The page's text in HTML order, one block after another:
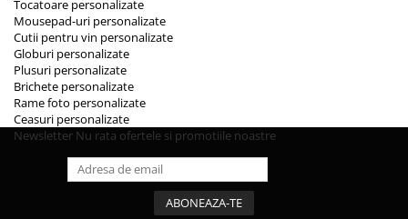
Tocatoare personalizate
Mousepad-uri personalizate
Cutii pentru vin personalizate
Globuri personalizate
Plusuri personalizate
Brichete personalizate
Rame foto personalizate
Ceasuri personalizate
Newsletter Nu rata ofertele si promotiile noastre